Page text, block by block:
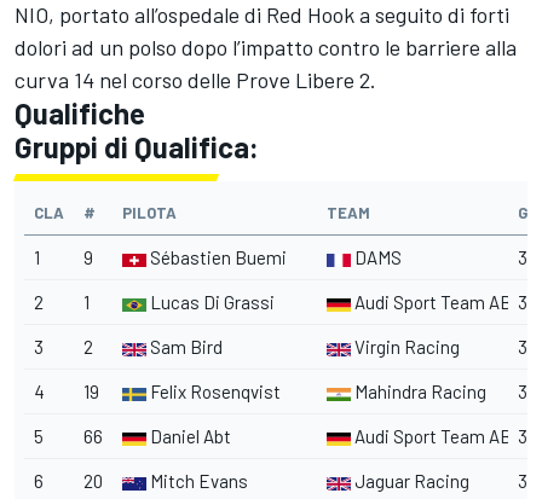
NIO, portato all’ospedale di Red Hook a seguito di forti
dolori ad un polso dopo l’impatto contro le barriere alla
curva 14 nel corso delle Prove Libere 2.
Qualifiche
Gruppi di Qualifica:
CLA # PILOTA TEAM
1 9 Sébastien Buemi DAMS 3
2 1 Lucas Di Grassi Audi Sport Team ABT3
3 2 Sam Bird Virgin Racing 3
4 19 Felix Rosenqvist Mahindra Racing 3
5 66 Daniel Abt Audi Sport Team ABT3
6 20 Mitch Evans Jaguar Racing 3